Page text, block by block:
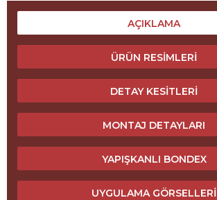
AÇIKLAMA
ÜRÜN RESIMLERI
DETAY KESITLERI
MONTAJ DETAYLARI
YAPIŞKANLI BONDEX
UYGULAMA GÖRSELLERI